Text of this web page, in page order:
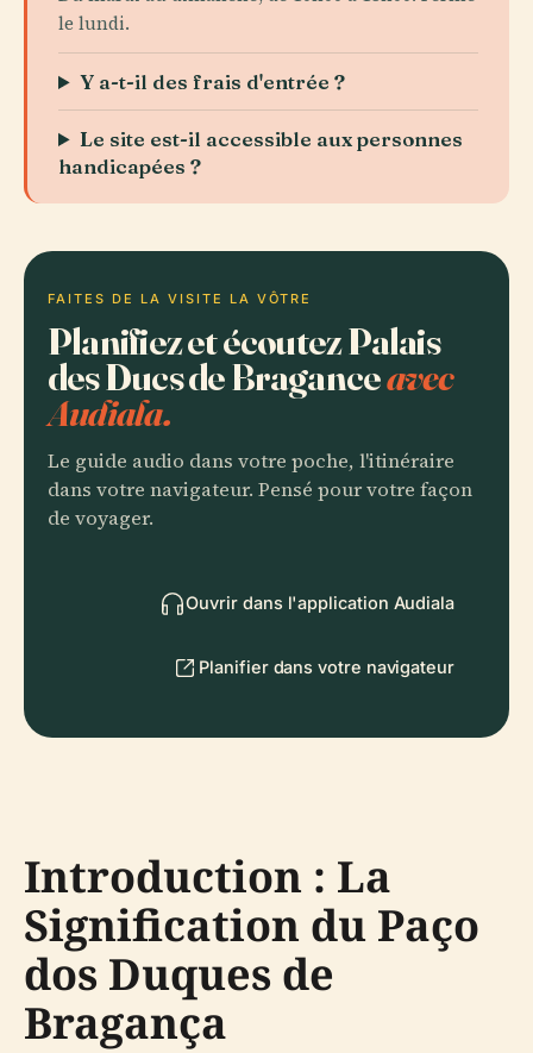
le lundi.
Y a-t-il des frais d'entrée ?
Le site est-il accessible aux personnes
handicapées ?
FAITES DE LA VISITE LA VÔTRE
Planifiez et écoutez Palais
des Ducs de Braganceavec
Audiala.
Le guide audio dans votre poche, l'itinéraire
dans votre navigateur. Pensé pour votre façon
de voyager.
Ouvrir dans l'application Audiala
Planifier dans votre navigateur
Introduction : La
Signification du Paço
dos Duques de
Bragança